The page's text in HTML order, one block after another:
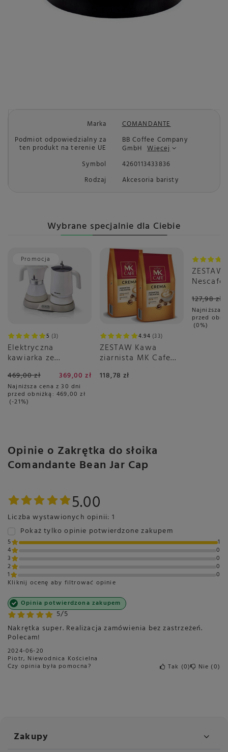
Marka
COMANDANTE
Podmiot odpowiedzialny za
ten produkt na terenie UE
BB Coffee Company
GmbH Więcej
Symbol
4260113433836
Rodzaj
Akcesoria baristy
Wybrane specjalnie dla Ciebie
Promocja
5 3
Elektryczna
kawiarka ze
1344 - Breakfast
Station 3w1
469,00 zł 369,00 zł
Najniższa cena z 30 dni
przed obniżką: 469,00 zł
-21%
4.94 33
ZESTAW Kawa
ziarnista MK Cafe
118,78 zł
Okazja
Nescafé
6x16
127,98 zł
Najniższa
przed
0%
Opinie o Zakrętka do słoika
Comandante Bean Jar Cap
5.00
Liczba wystawionych opinii: 1
Pokaż tylko opinie potwierdzone zakupem
5
1
4
0
3
0
2
0
1
0
Kliknij ocenę aby filtrować opinie
5/5
Opinia potwierdzona zakupem
Nakrętka super. Realizacja zamówienia bez zastrzeżeń.
Polecam!
2024-06-20
Piotr, Niewodnica Kościelna
Czy opinia była pomocna? Tak 0 Nie 0
Zakupy